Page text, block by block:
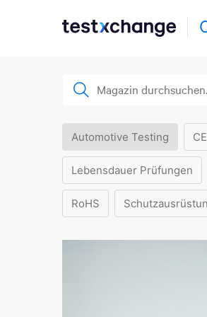
Automotive Testing
Lebensdauer Prüfungen
RoHS